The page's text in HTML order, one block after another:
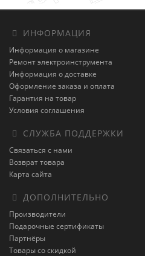
ИНФОРМАЦИЯ
Информация о магазине
Ремонт электроинструмента
Информация о доставке
Оформление заказа и оплата
Гарантия на товар
Условия соглашения
СЛУЖБА ПОДДЕРЖКИ
Связаться с нами
Возврат товара
Карта сайта
ДОПОЛНИТЕЛЬНО
Производители
Подарочные сертификаты
Партнёры
Товары со скидкой